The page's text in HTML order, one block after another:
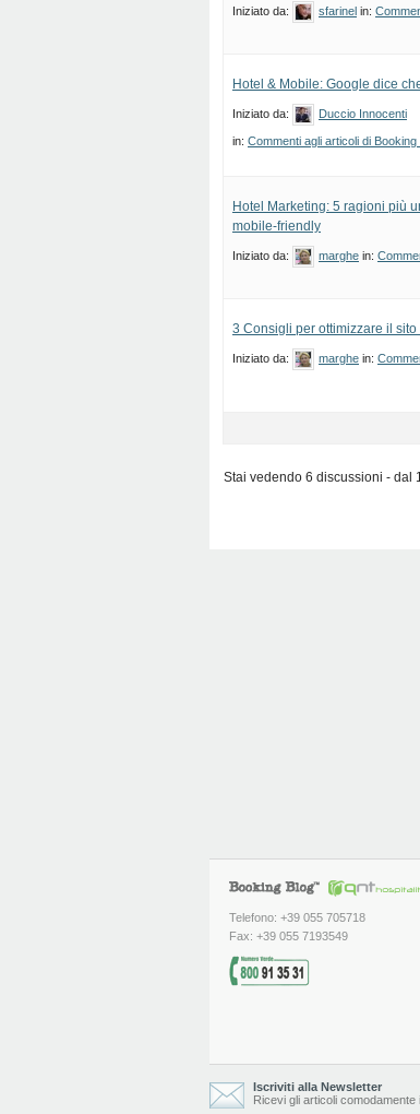
Iniziato da: sfarinel in:
Hotel & Mobile: Google dice
Iniziato da: Duccio Innocenti
in: Commenti agli articoli di Booking
Hotel Marketing: 5 ragioni più
mobile-friendly
Iniziato da: marghe in:
3 Consigli per ottimizzare il
Iniziato da: marghe in:
Stai vedendo 6 discussioni - dal
Telefono: +39 055 705718
Fax: +39 055 7193549
Iscriviti alla Newsletter
Ricevi gli articoli comodamente